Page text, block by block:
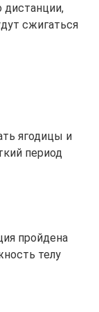
дистанции,
сжигаться
ягодицы и
период
пройдена
телу